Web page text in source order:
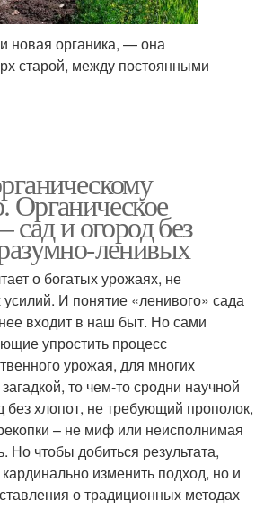
новая органика, — она
старой, между постоянными
Органическое
сад и огород без
ленивых
о богатых урожаях, не
И понятие «ленивого» сада
входит в наш быт. Но сами
упростить процесс
урожая, для многих
то чем-то сродни научной
без хлопот, не требующий прополок,
– не миф или неисполнимая
Но чтобы добиться результата,
изменить подход, но и
о традиционных методах